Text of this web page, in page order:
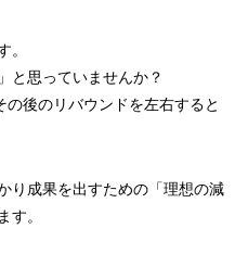
。
と思っていませんか？
の後のリバウンドを左右すると
り成果を出すための「理想の減
す。